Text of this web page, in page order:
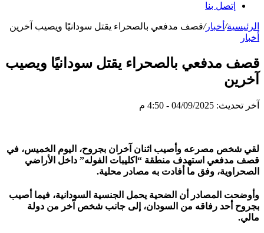
إتصل بنا
الرئيسية/ أخبار/قصف مدفعي بالصحراء يقتل سودانيًا ويصيب آخرين
أخبار
قصف مدفعي بالصحراء يقتل سودانيًا ويصيب
آخرين
آخر تحديث: 04/09/2025 - 4:50 م
لقي شخص مصرعه وأصيب اثنان آخران بجروح، اليوم الخميس، في
قصف مدفعي استهدف منطقة “اكليبات الفوله” داخل الأراضي
الصحراوية، وفق ما أفادت به مصادر محلية.
وأوضحت المصادر أن الضحية يحمل الجنسية السودانية، فيما أصيب
بجروح أحد رفاقه من السودان، إلى جانب شخص آخر من دولة
مالي.